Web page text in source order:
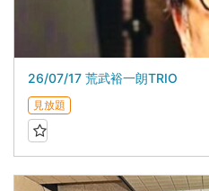
26/07/17 荒武裕一朗TRIO
見放題